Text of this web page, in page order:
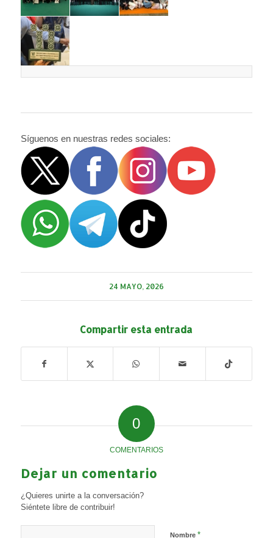
Síguenos en nuestras redes sociales:
24 MAYO, 2026
Compartir esta entrada
0
COMENTARIOS
Dejar un comentario
¿Quieres unirte a la conversación?
Siéntete libre de contribuir!
Nombre *